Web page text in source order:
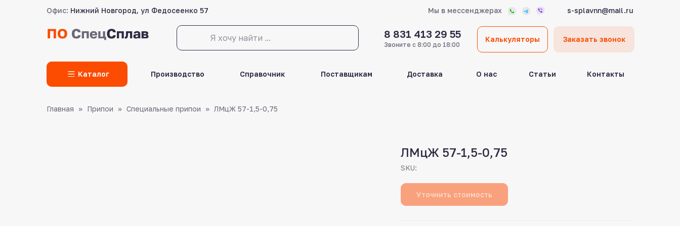
Офис: Нижний Новгород, ул Федосеенко 57 Мы в мессенджерах s-splavnn@mail.ru
Звоните с 8:00 до 18:00
LET'S GO! Производство
Калькуляторы Заказать звонок
Справочник Поставщикам Доставка О нас Статьи Контакты
8 831 413 29 55
Каталог
Главная Припои Специальные припои ЛМцЖ 57-1,5-0,75
ЛМцЖ 57-1,5-0,75
SKU:
Уточнить стоимость